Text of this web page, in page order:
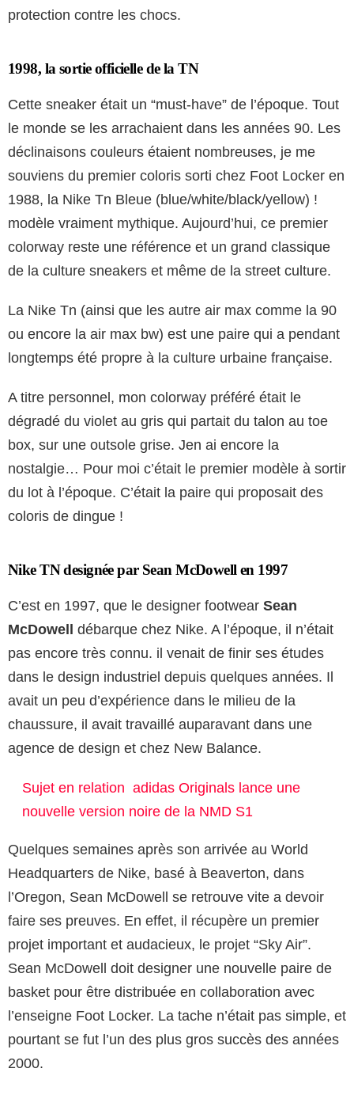
protection contre les chocs.
1998, la sortie officielle de la TN
Cette sneaker était un “must-have” de l’époque. Tout
le monde se les arrachaient dans les années 90. Les
déclinaisons couleurs étaient nombreuses, je me
souviens du premier coloris sorti chez Foot Locker en
1988, la Nike Tn Bleue (blue/white/black/yellow) !
modèle vraiment mythique. Aujourd’hui, ce premier
colorway reste une référence et un grand classique
de la culture sneakers et même de la street culture.
La Nike Tn (ainsi que les autre air max comme la 90
ou encore la air max bw) est une paire qui a pendant
longtemps été propre à la culture urbaine française.
A titre personnel, mon colorway préféré était le
dégradé du violet au gris qui partait du talon au toe
box, sur une outsole grise. Jen ai encore la
nostalgie… Pour moi c’était le premier modèle à sortir
du lot à l’époque. C’était la paire qui proposait des
coloris de dingue !
Nike TN designée par Sean McDowell en 1997
C’est en 1997, que le designer footwear Sean
McDowell
débarque chez Nike. A l’époque, il n’était
pas encore très connu. il venait de finir ses études
dans le design industriel depuis quelques années. Il
avait un peu d’expérience dans le milieu de la
chaussure, il avait travaillé auparavant dans une
agence de design et chez New Balance.
Sujet en relation adidas Originals lance une
nouvelle version noire de la NMD S1
Quelques semaines après son arrivée au World
Headquarters de Nike, basé à Beaverton, dans
l’Oregon, Sean McDowell se retrouve vite a devoir
faire ses preuves. En effet, il récupère un premier
projet important et audacieux, le projet “Sky Air”.
Sean McDowell doit designer une nouvelle paire de
basket pour être distribuée en collaboration avec
l’enseigne Foot Locker. La tache n’était pas simple, et
pourtant se fut l’un des plus gros succès des années
2000.